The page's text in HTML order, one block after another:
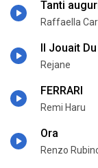
Tanti
Raffaella
Il Jouait
Rejane
FERRARI
Remi Haru
Ora
Renzo